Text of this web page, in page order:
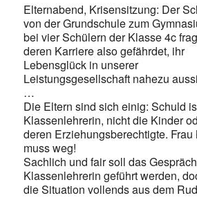
Elternabend, Krisensitzung: Der
von der Grundschule zum
bei vier Schülern der Klasse 4c
deren Karriere also gefährdet, ihr
Lebensglück in unserer
Leistungsgesellschaft nahezu
…
Die Eltern sind sich einig: Schuld
Klassenlehrerin, nicht die Kinder
deren Erziehungsberechtigte. Frau
muss weg!
Sachlich und fair soll das
Klassenlehrerin geführt werden,
die Situation vollends aus dem